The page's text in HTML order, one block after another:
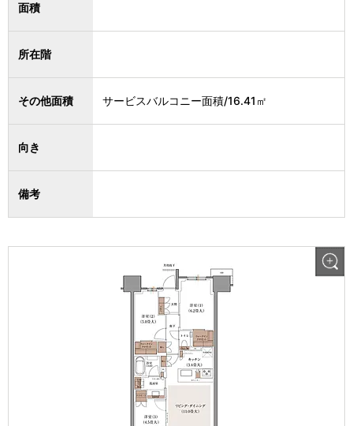
面積
所在階
その他面積 サービスバルコニー面積/16.41㎡
向き
備考